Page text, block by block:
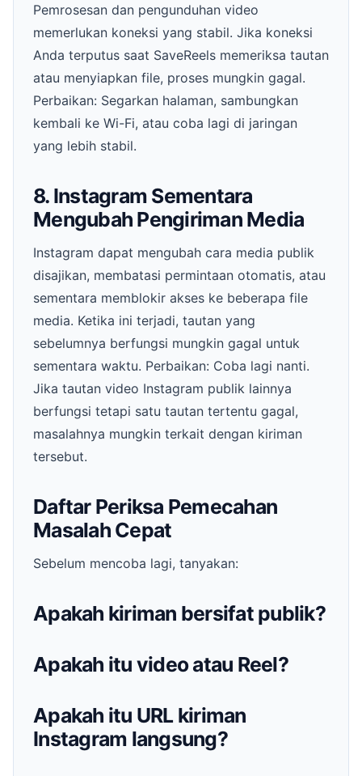
Pemrosesan dan pengunduhan video
memerlukan koneksi yang stabil. Jika koneksi
Anda terputus saat SaveReels memeriksa tautan
atau menyiapkan file, proses mungkin gagal.
Perbaikan: Segarkan halaman, sambungkan
kembali ke Wi-Fi, atau coba lagi di jaringan
yang lebih stabil.
8. Instagram Sementara
Mengubah Pengiriman Media
Instagram dapat mengubah cara media publik
disajikan, membatasi permintaan otomatis, atau
sementara memblokir akses ke beberapa file
media. Ketika ini terjadi, tautan yang
sebelumnya berfungsi mungkin gagal untuk
sementara waktu. Perbaikan: Coba lagi nanti.
Jika tautan video Instagram publik lainnya
berfungsi tetapi satu tautan tertentu gagal,
masalahnya mungkin terkait dengan kiriman
tersebut.
Daftar Periksa Pemecahan
Masalah Cepat
Sebelum mencoba lagi, tanyakan:
Apakah kiriman bersifat publik?
Apakah itu video atau Reel?
Apakah itu URL kiriman
Instagram langsung?